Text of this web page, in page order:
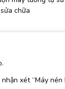
chữa
xét “Máy nén